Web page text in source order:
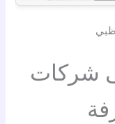
شركات